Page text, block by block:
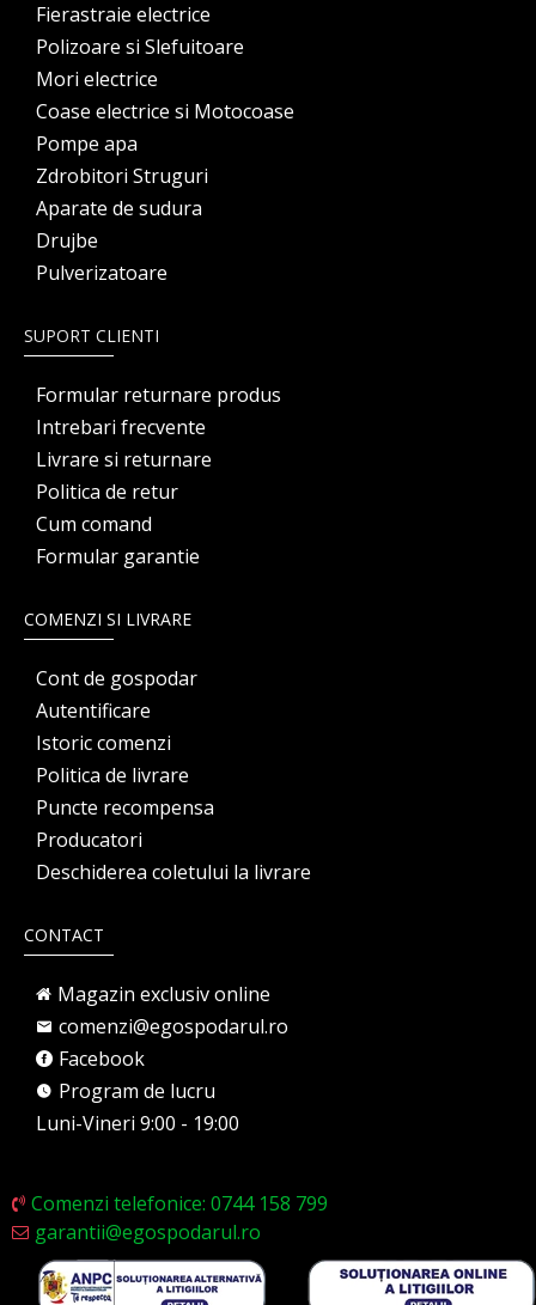
Fierastraie electrice
Polizoare si Slefuitoare
Mori electrice
Coase electrice si Motocoase
Pompe apa
Zdrobitori Struguri
Aparate de sudura
Drujbe
Pulverizatoare
SUPORT CLIENTI
Formular returnare produs
Intrebari frecvente
Livrare si returnare
Politica de retur
Cum comand
Formular garantie
COMENZI SI LIVRARE
Cont de gospodar
Autentificare
Istoric comenzi
Politica de livrare
Puncte recompensa
Producatori
Deschiderea coletului la livrare
CONTACT
Magazin exclusiv online
comenzi@egospodarul.ro
Facebook
Program de lucru
Luni-Vineri 9:00 - 19:00
Comenzi telefonice: 0744 158 799
garantii@egospodarul.ro